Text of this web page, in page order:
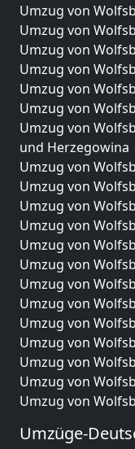
Umzug von
Umzug von
Umzug von
Umzug von
Umzug von
Umzug von
Umzug von
und Herzegowina
Umzug von
Umzug von
Umzug von
Umzug von
Umzug von
Umzug von
Umzug von
Umzug von
Umzug von
Umzug von
Umzug von
Umzug von
Umzug von
Umzüge-